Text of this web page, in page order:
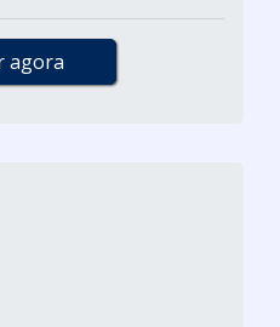
agora